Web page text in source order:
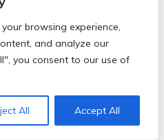
browsing experience,
and analyze our
you consent to our use of
All Accept All